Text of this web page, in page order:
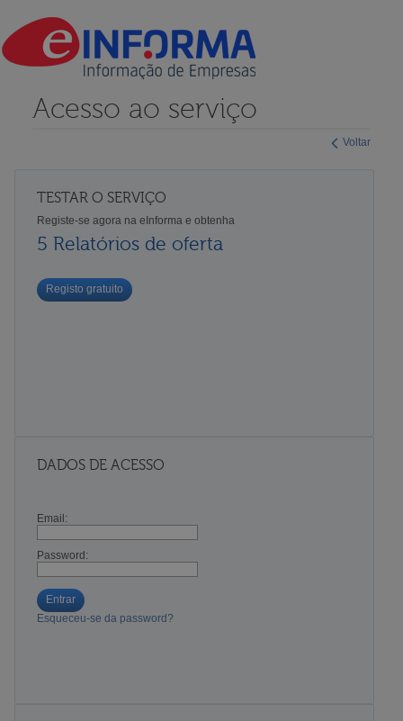
Voltar
Acesso ao serviço
TESTAR O SERVIÇO
Registe-se agora na eInforma e obtenha
5 Relatórios de oferta
Registo gratuito
DADOS DE ACESSO
Email:
Password:
Entrar
Esqueceu-se da password?